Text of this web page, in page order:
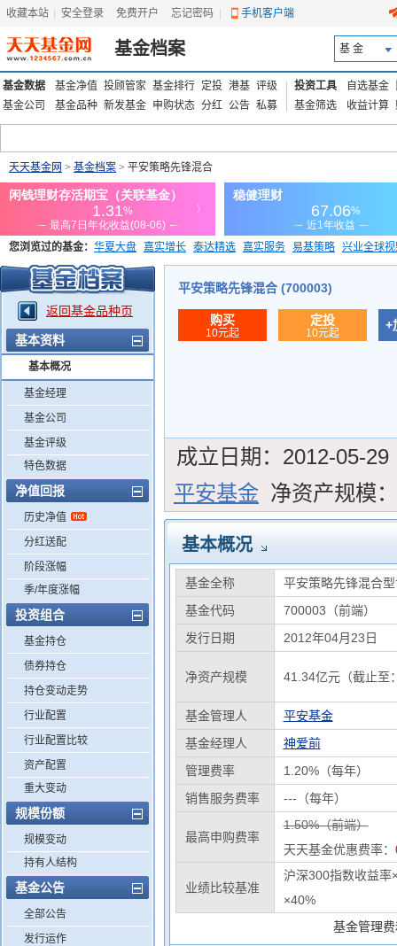
收藏本站 安全登录 免费开户 忘记密码 手机客户端
基金档案 基 金
基金数据 基金净值 投顾管家 基金排行 定投 港基 评级
基金公司
基金品种 新发基金 申购状态 分红 公告 私募
投资工具 自选基金
基金筛选
收益计算
天天基金网 > 基金档案 > 平安策略先锋混合
您浏览过的基金： 华夏大盘 嘉实增长 泰达精选 嘉实服务 易基策略 兴业全球
添富优势 华安宏利 上证180价值ETF
返回基金品种页
基本资料
基本概况
基金经理
基金公司
基金评级
特色数据
净值回报
历史净值
分红送配
阶段涨幅
季/年度涨幅
投资组合
基金持仓
债券持仓
持仓变动走势
行业配置
行业配置比较
资产配置
重大变动
规模份额
规模变动
持有人结构
基金公告
全部公告
发行运作
平安策略先锋混合 (700003)
购买
10元起
定投
10元起
+
成立日期： 2012-05-29
平安基金 净资产规模：
基本概况
基金全称
平安策略先锋混合
基金代码
700003（前端）
发行日期
2012年04月23日
净资产规模 41.34亿元（截止至
基金管理人
平安基金
基金经理人
神爱前
管理费率
1.20%（每年）
销售服务费率
---（每年）
最高申购费率
1.50%（前端）
天天基金优惠费率：
业绩比较基准
沪深300指数收益率
×40%
基金管理